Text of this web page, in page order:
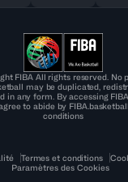
FIBA All rights reserved. No
may be duplicated,
in any form. By accessing
to abide by
conditions
Termes et conditions
Paramètres des Cookies